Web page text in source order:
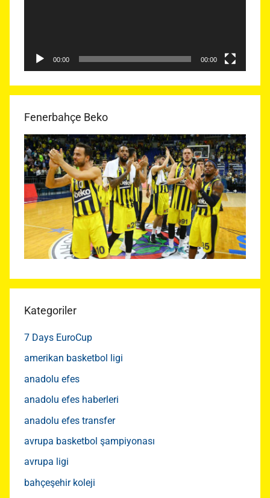
00:00 00:00
Fenerbahçe Beko
Kategoriler
7 Days EuroCup
amerikan basketbol ligi
anadolu efes
anadolu efes haberleri
anadolu efes transfer
avrupa basketbol şampiyonası
avrupa ligi
bahçeşehir koleji